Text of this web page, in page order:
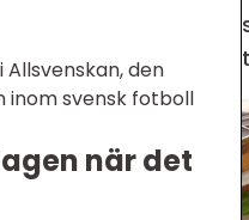
den
inom svensk fotboll
när det